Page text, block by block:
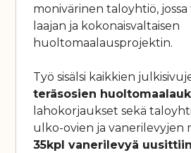
monivärinen taloyhtiö,
laajan ja kokonaisvaltaisen
huoltomaalausprojektin.
Työ sisälsi kaikkien
teräsosien
lahokorjaukset sekä
ulko-ovien ja vanerilevyjen
35kpl vanerilevyä uusittiin